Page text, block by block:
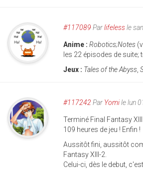
#117089 Parlifelessle
Anime : Robotics;Notes
les 22 épisodes de
Jeux : Tales of the Abyss
#117242 Par Yomile lun
Terminé Final Fantasy
109 heures de jeu ! Enfin !
Aussitôt fini, aussitôt
Fantasy XIII-2.
Celui-ci, dès le debut,